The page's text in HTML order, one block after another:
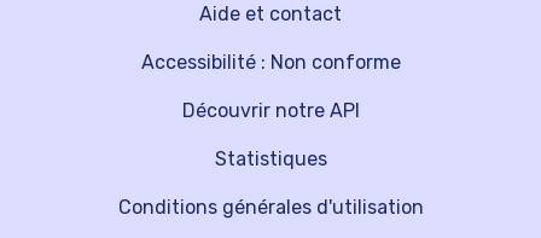
Découvrir notre API
Aide et contact
Statistiques
Accessibilité : Non conforme
Conditions générales d'utilisation